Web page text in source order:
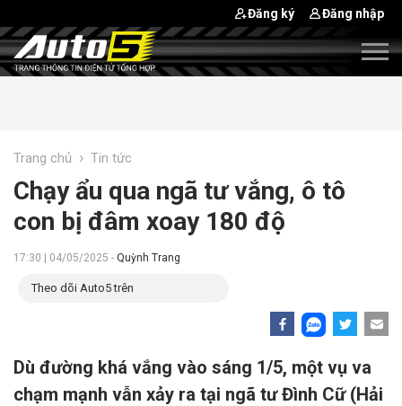
Đăng ký Đăng nhập
Trang chủ › Tin tức
Chạy ẩu qua ngã tư vắng, ô tô
con bị đâm xoay 180 độ
17:30 | 04/05/2025 - Quỳnh Trang
Theo dõi Auto5 trên
Dù đường khá vắng vào sáng 1/5, một vụ va
chạm mạnh vẫn xảy ra tại ngã tư Đình Cữ (Hải